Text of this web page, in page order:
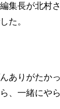
集長が北村
た。
ありがたか
、一緒にや